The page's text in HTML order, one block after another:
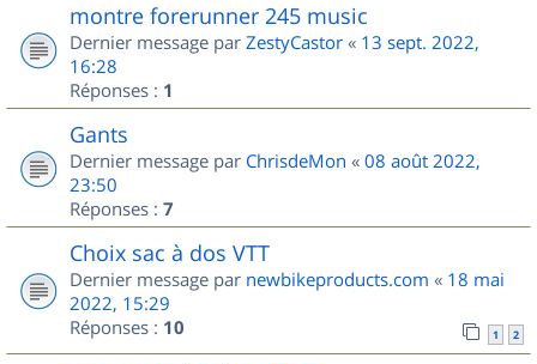
montre forerunner 245 music
Dernier message par ZestyCastor « 13 sept. 2022,
16:28
Réponses : 1
Gants
Dernier message par ChrisdeMon « 08 août 2022,
23:50
Réponses : 7
Choix sac à dos VTT
Dernier message par newbikeproducts.com « 18 mai
2022, 15:29
Réponses : 10 1 2